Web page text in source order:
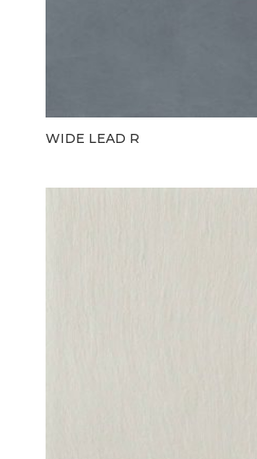
WIDE LEAD R